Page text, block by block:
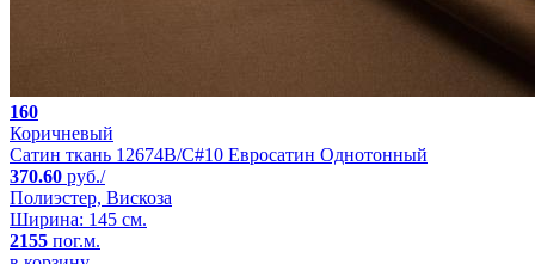
160
Коричневый
Сатин ткань 12674B/C#10 Евросатин Однотонный
370.60 руб./
Полиэстер, Вискоза
Ширина: 145 см.
2155 пог.м.